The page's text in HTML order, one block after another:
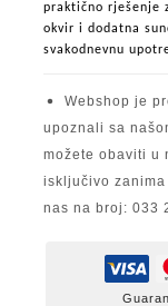
praktično rješenje
okvir i dodatna
svakodnevnu
Webshop je
upoznali sa
možete obaviti u
isključivo
nas na broj: 033